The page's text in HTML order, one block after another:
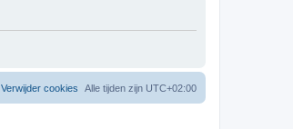
Alle tijden zijn UTC+02:00
Verwijder cookies